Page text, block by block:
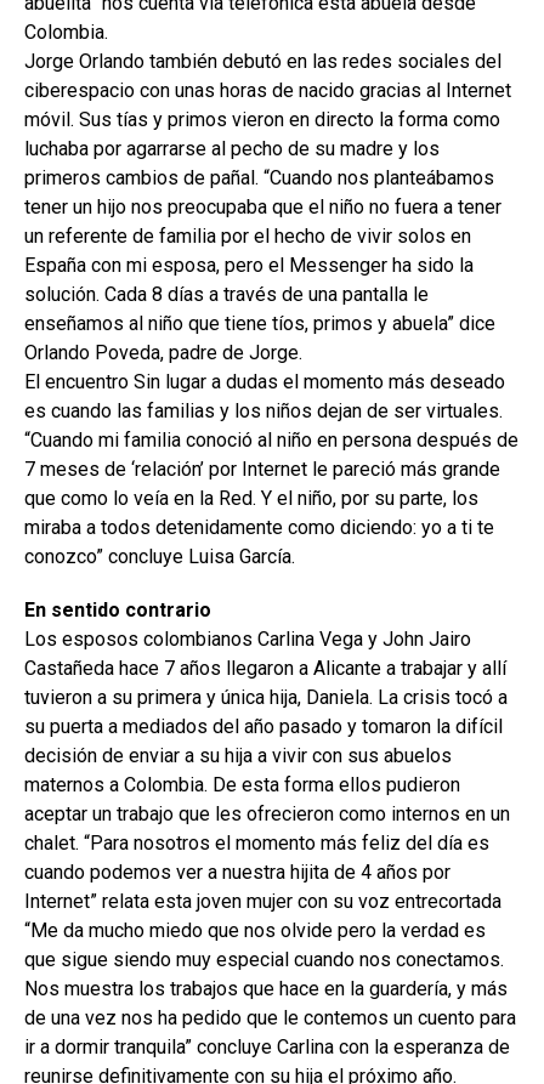
Colombia.
Jorge Orlando también debutó en las redes sociales del
ciberespacio con unas horas de nacido gracias al Internet
móvil. Sus tías y primos vieron en directo la forma como
luchaba por agarrarse al pecho de su madre y los
primeros cambios de pañal. “Cuando nos planteábamos
tener un hijo nos preocupaba que el niño no fuera a tener
un referente de familia por el hecho de vivir solos en
España con mi esposa, pero el Messenger ha sido la
solución. Cada 8 días a través de una pantalla le
enseñamos al niño que tiene tíos, primos y abuela” dice
Orlando Poveda, padre de Jorge.
El encuentro Sin lugar a dudas el momento más deseado
es cuando las familias y los niños dejan de ser virtuales.
“Cuando mi familia conoció al niño en persona después de
7 meses de ‘relación’ por Internet le pareció más grande
que como lo veía en la Red. Y el niño, por su parte, los
miraba a todos detenidamente como diciendo: yo a ti te
conozco” concluye Luisa García.
En sentido contrario
Los esposos colombianos Carlina Vega y John Jairo
Castañeda hace 7 años llegaron a Alicante a trabajar y allí
tuvieron a su primera y única hija, Daniela. La crisis tocó a
su puerta a mediados del año pasado y tomaron la difícil
decisión de enviar a su hija a vivir con sus abuelos
maternos a Colombia. De esta forma ellos pudieron
aceptar un trabajo que les ofrecieron como internos en un
chalet. “Para nosotros el momento más feliz del día es
cuando podemos ver a nuestra hijita de 4 años por
Internet” relata esta joven mujer con su voz entrecortada
“Me da mucho miedo que nos olvide pero la verdad es
que sigue siendo muy especial cuando nos conectamos.
Nos muestra los trabajos que hace en la guardería, y más
de una vez nos ha pedido que le contemos un cuento para
ir a dormir tranquila” concluye Carlina con la esperanza de
reunirse definitivamente con su hija el próximo año.